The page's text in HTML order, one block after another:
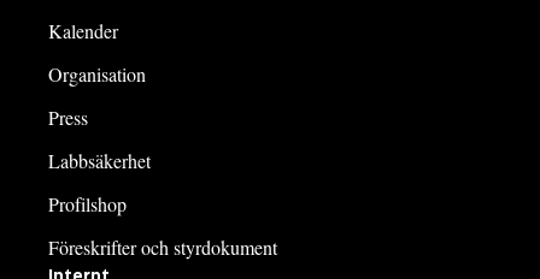
Kalender
Organisation
Press
Labbsäkerhet
Profilshop
Föreskrifter och styrdokument